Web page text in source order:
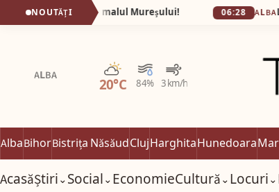
NOUTĂȚI
de pe malul Mureșului! 06:28 ALBALocul din
ALBA
20°C 84% 3 km/h
Parțial noros
AlbaBihorBistrița NăsăudClujHarghitaHunedoara
AcasăȘtiri⌄Social⌄EconomieCultură⌄Locuri⌄